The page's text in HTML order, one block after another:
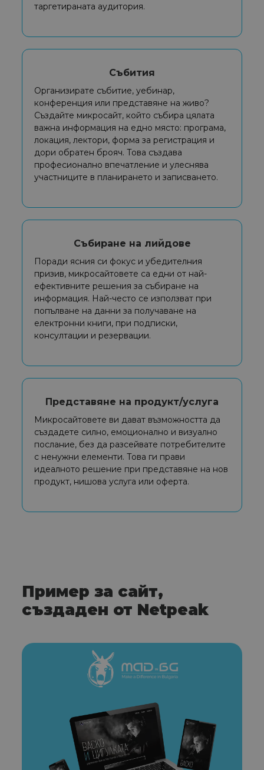
таргетираната аудитория.
Събития
Организирате събитие, уебинар,
конференция или представяне на живо?
Създайте микросайт, който събира цялата
важна информация на едно място: програма,
локация, лектори, форма за регистрация и
дори обратен брояч. Това създава
професионално впечатление и улеснява
участниците в планирането и записването.
Събиране на лийдове
Поради ясния си фокус и убедителния
призив, микросайтовете са едни от най-
ефективните решения за събиране на
информация. Най-често се използват при
попълване на данни за получаване на
електронни книги, при подписки,
консултации и резервации.
Представяне на продукт/услуга
Микросайтовете ви дават възможността да
създадете силно, емоционално и визуално
послание, без да разсейвате потребителите
с ненужни елементи. Това ги прави
идеалното решение при представяне на нов
продукт, нишова услуга или оферта.
Пример за сайт,
създаден от Netpeak